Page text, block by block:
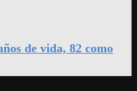
de vida, 82 como